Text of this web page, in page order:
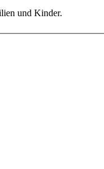
und Kinder.